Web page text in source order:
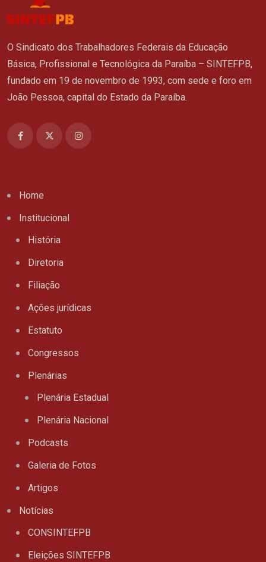
O Sindicato dos Trabalhadores Federais da Educação
Básica, Profissional e Tecnológica da Paraíba – SINTEFPB,
fundado em 19 de novembro de 1993, com sede e foro em
João Pessoa, capital do Estado da Paraíba.
Home
Institucional
História
Diretoria
Filiação
Ações jurídicas
Estatuto
Congressos
Plenárias
Plenária Estadual
Plenária Nacional
Podcasts
Galeria de Fotos
Artigos
Notícias
CONSINTEFPB
Eleições SINTEFPB